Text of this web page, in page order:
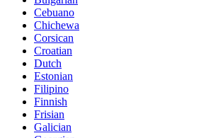
Cebuano
Chichewa
Corsican
Croatian
Dutch
Estonian
Filipino
Finnish
Frisian
Galician